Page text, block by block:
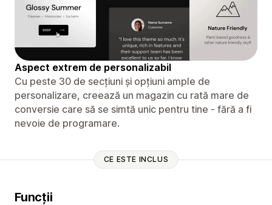
Aspect extrem de personalizabil
Cu peste 30 de secțiuni și opțiuni ample de
personalizare, creează un magazin cu rată mare de
conversie care să se simtă unic pentru tine - fără a fi
nevoie de programare.
CE ESTE INCLUS
Funcții